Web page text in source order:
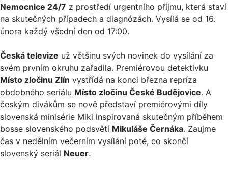
Nemocnice 24/7 z prostředí urgentního příjmu, která staví
na skutečných případech a diagnózách. Vysílá se od 16.
února každý všední den od 17:00.
Česká televize už většinu svých novinek do vysílání za
svém prvním okruhu zařadila. Premiérovou detektivku
Místo zločinu Zlín vystřídá na konci března repríza
obdobného seriálu Místo zločinu České Budějovice. A
českým divákům se nově představí premiérovými díly
slovenská minisérie Miki inspirovaná skutečným příběhem
bosse slovenského podsvětí Mikuláše Černáka. Zaujme
čas v nedělním večerním vysílání poté, co skončí
slovenský seriál Neuer.